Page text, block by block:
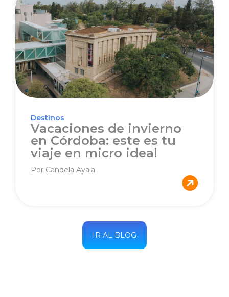
Destinos
Vacaciones de invierno
en Córdoba: este es tu
viaje en micro ideal
Por Candela Ayala
IR AL BLOG